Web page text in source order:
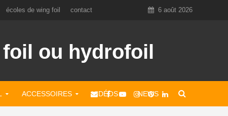
écoles de wing foil contact 6 août 2026
ACCESSOIRES VIDÉOS NEWS